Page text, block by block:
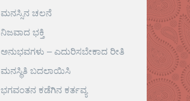
ಮನಸ್ಸಿನ ಚಲನೆ
ನಿಜವಾದ ಭಕ್ತಿ
ಅನುಭವಗಳು – ಎದುರಿಸಬೇಕಾದ ರೀತಿ
ಮನಸ್ಥಿತಿ ಬದಲಾಯಿಸಿ
ಭಗವಂತನ ಕಡೆಗಿನ ಕರ್ತವ್ಯ